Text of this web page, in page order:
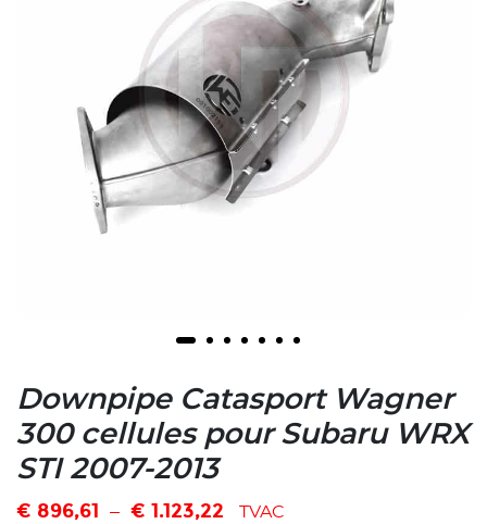
Downpipe Catasport Wagner
300 cellules pour Subaru WRX
STI 2007-2013
€ 896,61 – € 1.123,22 TVAC